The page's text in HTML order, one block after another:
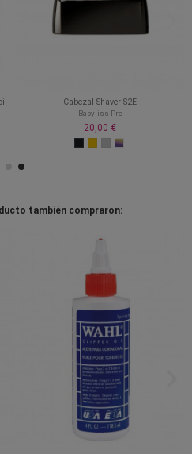
Cabezal Shaver S2E
Babyliss Pro
20,00 €
también compraron: